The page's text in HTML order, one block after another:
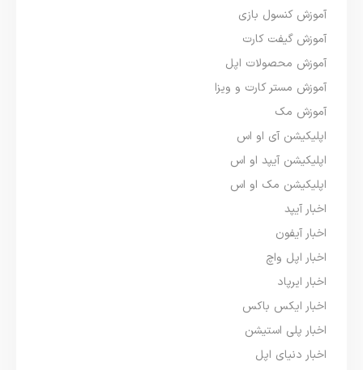
آموزش کنسول بازی
آموزش گیفت کارت
آموزش محصولات اپل
آموزش مستر کارت و ویزا
آموزش مک
اپلیکیشن آی او اس
اپلیکیشن آیپد او اس
اپلیکیشن مک او اس
اخبار آیپد
اخبار آیفون
اخبار اپل واچ
اخبار ایرپاد
اخبار ایکس باکس
اخبار پلی استیشن
اخبار دنیای اپل